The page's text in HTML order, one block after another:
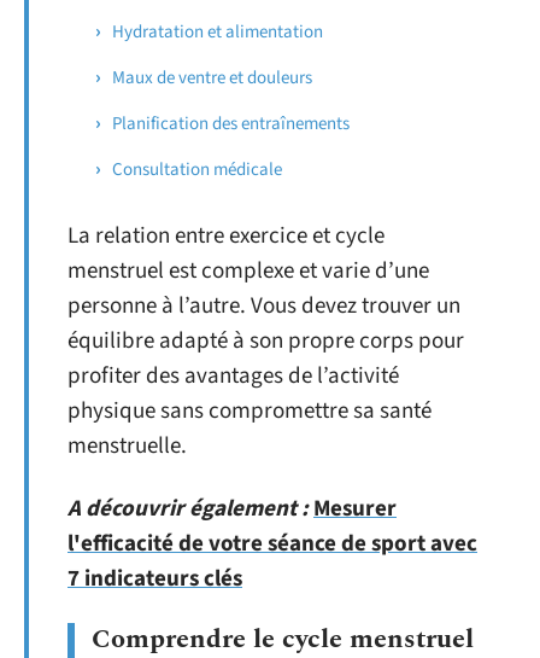
Hydratation et alimentation
Maux de ventre et douleurs
Planification des entraînements
Consultation médicale
La relation entre exercice et cycle
menstruel est complexe et varie d’une
personne à l’autre. Vous devez trouver un
équilibre adapté à son propre corps pour
profiter des avantages de l’activité
physique sans compromettre sa santé
menstruelle.
A découvrir également :Mesurer
l'efficacité de votre séance de sport avec
7 indicateurs clés
Comprendre le cycle menstruel